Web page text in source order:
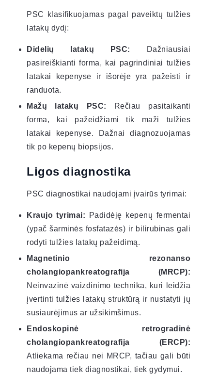
PSC klasifikuojamas pagal paveiktų tulžies
latakų dydį:
Didelių latakų PSC:
Dažniausiai
pasireiškianti forma, kai pagrindiniai tulžies
latakai kepenyse ir išorėje yra pažeisti ir
randuota.
Mažų latakų PSC: Rečiau pasitaikanti
forma, kai pažeidžiami tik maži tulžies
latakai kepenyse. Dažnai diagnozuojamas
tik po kepenų biopsijos.
Ligos diagnostika
PSC diagnostikai naudojami įvairūs tyrimai:
Kraujo tyrimai: Padidėję kepenų fermentai
(ypač šarminės fosfatazės) ir bilirubinas gali
rodyti tulžies latakų pažeidimą.
Magnetinio rezonanso
cholangiopankreatografija (MRCP):
Neinvazinė vaizdinimo technika, kuri leidžia
įvertinti tulžies latakų struktūrą ir nustatyti jų
susiaurėjimus ar užsikimšimus.
Endoskopinė retrogradinė
cholangiopankreatografija (ERCP):
Atliekama rečiau nei MRCP, tačiau gali būti
naudojama tiek diagnostikai, tiek gydymui.